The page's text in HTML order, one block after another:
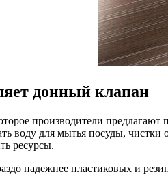
донный клапан
производители предлагают
воду для мытья посуды, чистки
ресурсы.
надежнее пластиковых и